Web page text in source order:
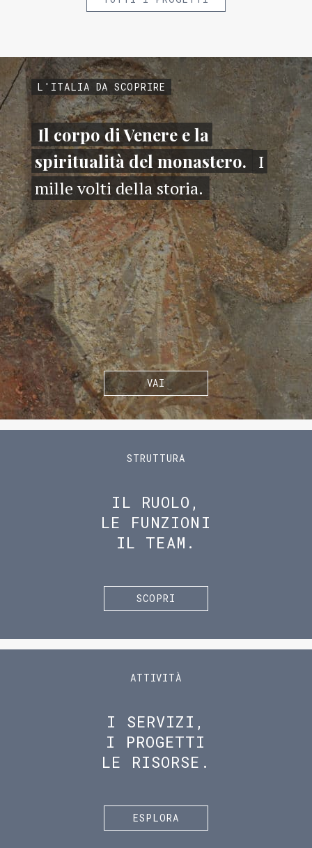
L'ITALIA DA SCOPRIRE
Il corpo di Venere e la
spiritualità del monastero. I
mille volti della storia.
VAI
STRUTTURA
IL RUOLO,
LE FUNZIONI
IL TEAM.
SCOPRI
ATTIVITÀ
I SERVIZI,
I PROGETTI
LE RISORSE.
ESPLORA